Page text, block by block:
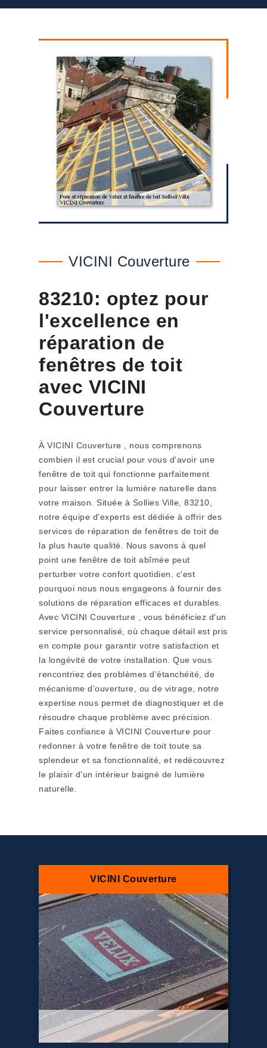
VICINI Couverture
83210: optez pour
l'excellence en
réparation de
fenêtres de toit
avec VICINI
Couverture
À VICINI Couverture , nous comprenons
combien il est crucial pour vous d'avoir une
fenêtre de toit qui fonctionne parfaitement
pour laisser entrer la lumière naturelle dans
votre maison. Située à Sollies Ville, 83210,
notre équipe d'experts est dédiée à offrir des
services de réparation de fenêtres de toit de
la plus haute qualité. Nous savons à quel
point une fenêtre de toit abîmée peut
perturber votre confort quotidien, c'est
pourquoi nous nous engageons à fournir des
solutions de réparation efficaces et durables.
Avec VICINI Couverture , vous bénéficiez d'un
service personnalisé, où chaque détail est pris
en compte pour garantir votre satisfaction et
la longévité de votre installation. Que vous
rencontriez des problèmes d'étanchéité, de
mécanisme d'ouverture, ou de vitrage, notre
expertise nous permet de diagnostiquer et de
résoudre chaque problème avec précision.
Faites confiance à VICINI Couverture pour
redonner à votre fenêtre de toit toute sa
splendeur et sa fonctionnalité, et redécouvrez
le plaisir d'un intérieur baigné de lumière
naturelle.
VICINI Couverture